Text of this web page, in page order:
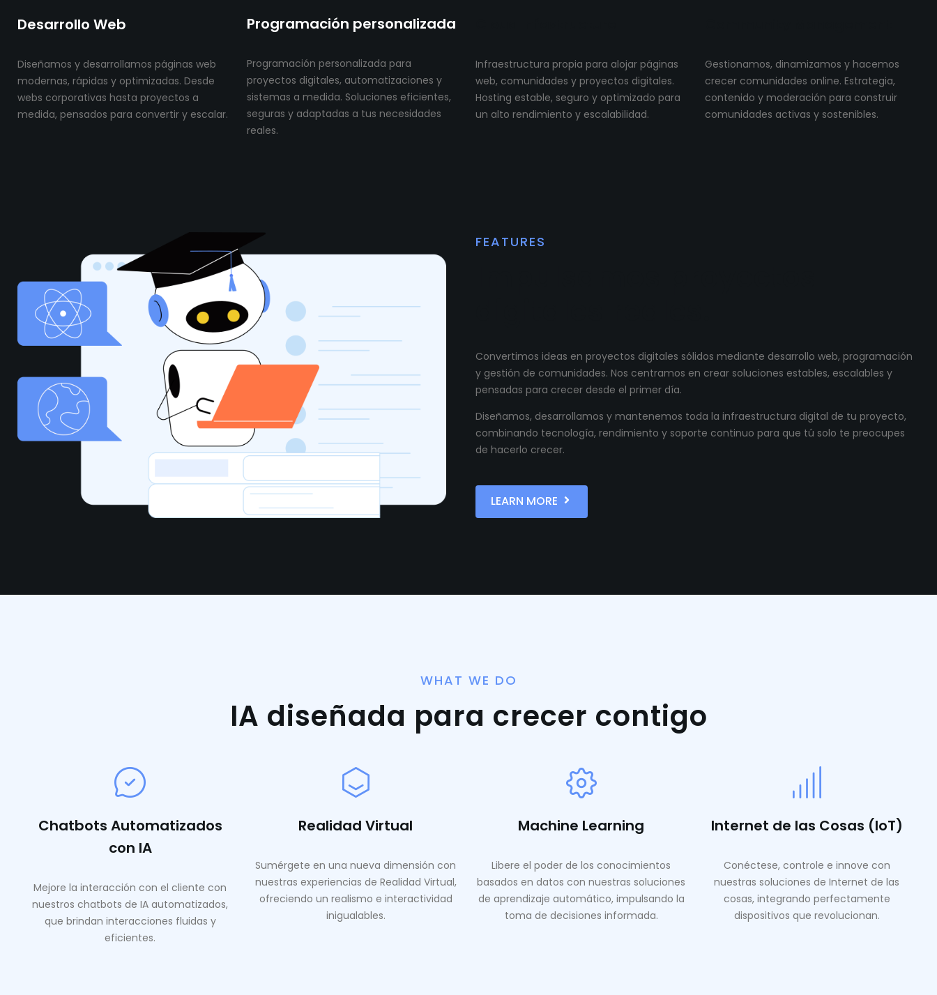
Desarrollo Web
Diseñamos y desarrollamos páginas web
modernas, rápidas y optimizadas. Desde
webs corporativas hasta proyectos a
medida, pensados para convertir y escalar.
Programación personalizada
Programación personalizada para
proyectos digitales, automatizaciones y
sistemas a medida. Soluciones eficientes,
seguras y adaptadas a tus necesidades
reales.
Infraestructura propia para alojar páginas
web, comunidades y proyectos digitales.
Hosting estable, seguro y optimizado para
un alto rendimiento y escalabilidad.
Gestionamos, dinamizamos y hacemos
crecer comunidades online. Estrategia,
contenido y moderación para construir
comunidades activas y sostenibles.
FEATURES
Convertimos ideas en proyectos digitales sólidos mediante desarrollo web, programación
y gestión de comunidades. Nos centramos en crear soluciones estables, escalables y
pensadas para crecer desde el primer día.
Diseñamos, desarrollamos y mantenemos toda la infraestructura digital de tu proyecto,
combinando tecnología, rendimiento y soporte continuo para que tú solo te preocupes
de hacerlo crecer.
LEARN MORE
WHAT WE DO
IA diseñada para crecer contigo
Chatbots Automatizados
con IA
Mejore la interacción con el cliente con
nuestros chatbots de IA automatizados,
que brindan interacciones fluidas y
eficientes.
Realidad Virtual
Sumérgete en una nueva dimensión con
nuestras experiencias de Realidad Virtual,
ofreciendo un realismo e interactividad
inigualables.
Machine Learning
Libere el poder de los conocimientos
basados ​​en datos con nuestras soluciones
de aprendizaje automático, impulsando la
toma de decisiones informada.
Internet de las Cosas (IoT)
Conéctese, controle e innove con
nuestras soluciones de Internet de las
cosas, integrando perfectamente
dispositivos que revolucionan.